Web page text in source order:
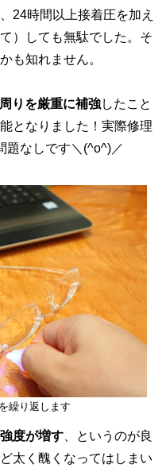
24時間以上接着圧を加え
）しても無駄でした。そ
も知れません。
りを厳重に補強したこと
となりました！実際修理
題なしです＼(^o^)／
繰り返します
度が増す 、というのが良
太く醜くなってはしまい